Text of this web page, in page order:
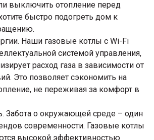
выключить отопление перед
быстро подогреть дом к
Наши газовые котлы с Wi-Fi
системой управления,
расход газа в зависимости от
Это позволяет сэкономить на
не переживая за комфорт в
Забота о окружающей среде – один
современности. Газовые котлы
высокой эффективностью